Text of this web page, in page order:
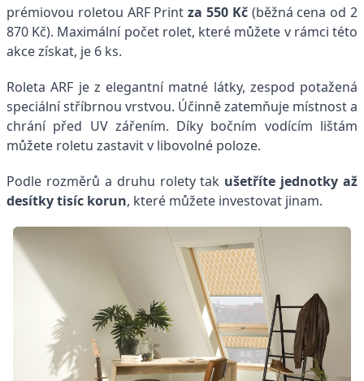
prémiovou roletou ARF Print za 550 Kč (běžná cena od 2
870 Kč). Maximální počet rolet, které můžete v rámci této
akce získat, je 6 ks.
Roleta ARF je z elegantní matné látky, zespod potažená
speciální stříbrnou vrstvou. Účinně zatemňuje místnost a
chrání před UV zářením. Díky bočním vodícím lištám
můžete roletu zastavit v libovolné poloze.
Podle rozměrů a druhu rolety tak ušetříte jednotky až
desítky tisíc korun, které můžete investovat jinam.